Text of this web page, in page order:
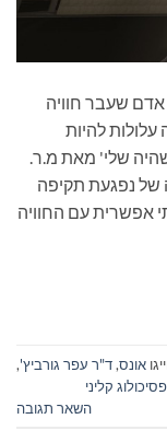
שעבר חוויה
להיות
שלי' מאת מ.ר.
של נפגעת תקיפה
אפשרית עם החוויה
אונס,ד"ר עפר גורביץ',
פסיכולוג קליני
השאר תגובה